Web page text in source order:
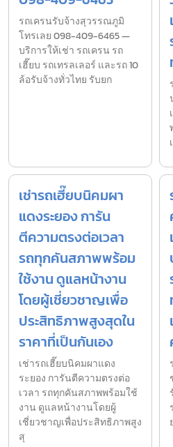
รถเครนรับจ้างสุวรรณภูมิ
โทรเลย 098-409-6465 —
บริการให้เช่า รถเครน รถ
เฮี๊ยบ รถเทรลเลอร์ และรถ 10
ล้อรับจ้างทั่วไทย รับยก
เช่ารถเฮี๊ยบนิคมผา
แดงระยอง การัน
ตีความตรงต่อเวลา
รถทุกคันสภาพพร้อม
ใช้งาน ดูแลหน้างาน
โดยผู้เชี่ยวชาญเพื่อ
ประสิทธิภาพสูงสุดใน
ราคาที่เป็นกันเอง
เช่ารถเฮี๊ยบนิคมผาแดง
ระยอง การันตีความตรงต่อ
เวลา รถทุกคันสภาพพร้อมใช้
งาน ดูแลหน้างานโดยผู้
เชี่ยวชาญเพื่อประสิทธิภาพสูง
สุ